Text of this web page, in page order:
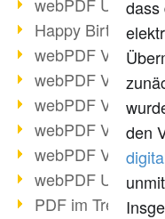
Happy Birthday,
webPDF Video-
webPDF Video-
webPDF Video-
webPDF Video-
webPDF Video-
webPDF Update
PDF im Trend
dass
den